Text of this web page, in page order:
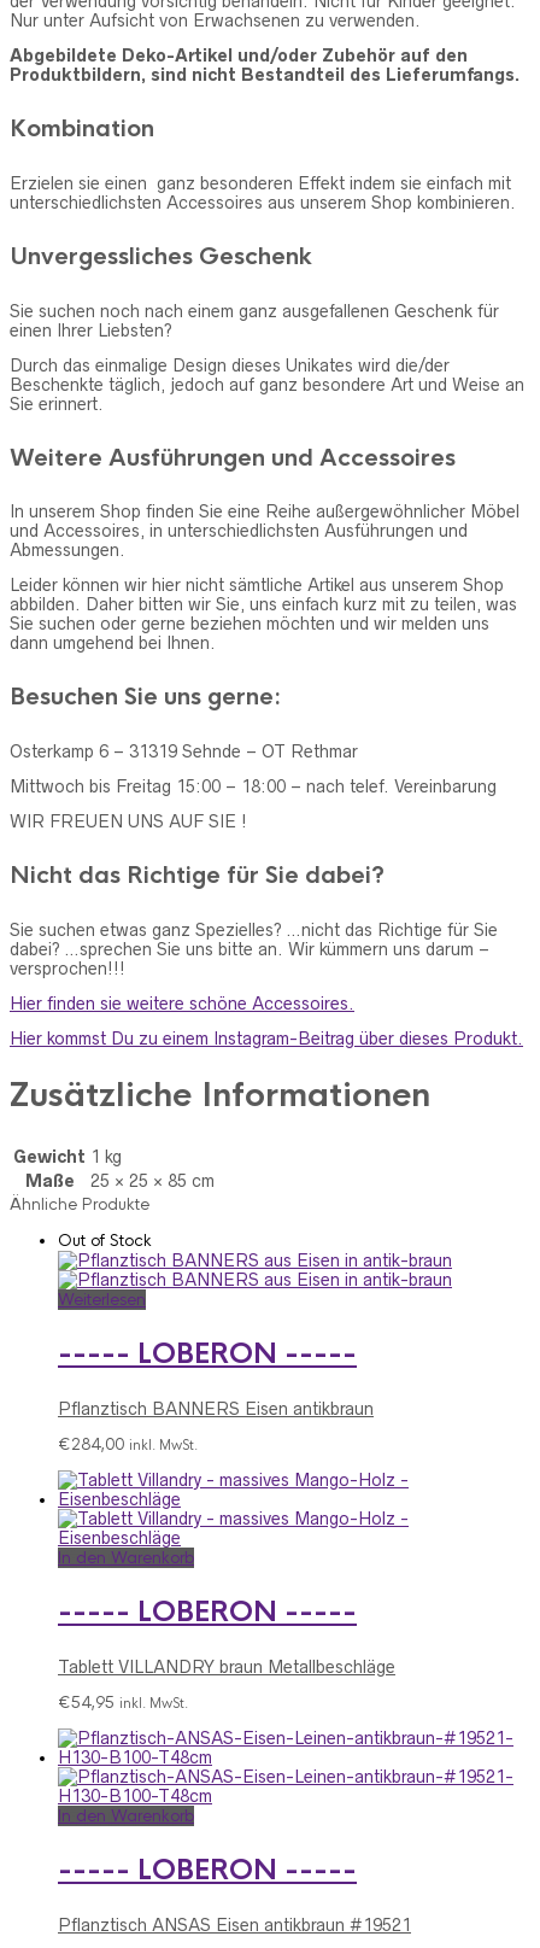
Nur unter Aufsicht von Erwachsenen zu verwenden.
Abgebildete Deko-Artikel und/oder Zubehör auf den
Produktbildern, sind nicht Bestandteil des Lieferumfangs.
Kombination
Erzielen sie einen ganz besonderen Effekt indem sie einfach mit
unterschiedlichsten Accessoires aus unserem Shop kombinieren.
Unvergessliches Geschenk
Sie suchen noch nach einem ganz ausgefallenen Geschenk für
einen Ihrer Liebsten?
Durch das einmalige Design dieses Unikates wird die/der
Beschenkte täglich, jedoch auf ganz besondere Art und Weise an
Sie erinnert.
Weitere Ausführungen und Accessoires
In unserem Shop finden Sie eine Reihe außergewöhnlicher Möbel
und Accessoires, in unterschiedlichsten Ausführungen und
Abmessungen.
Leider können wir hier nicht sämtliche Artikel aus unserem Shop
abbilden. Daher bitten wir Sie, uns einfach kurz mit zu teilen, was
Sie suchen oder gerne beziehen möchten und wir melden uns
dann umgehend bei Ihnen.
Besuchen Sie uns gerne:
Osterkamp 6 – 31319 Sehnde – OT Rethmar
Mittwoch bis Freitag 15:00 – 18:00 – nach telef. Vereinbarung
WIR FREUEN UNS AUF SIE !
Nicht das Richtige für Sie dabei?
Sie suchen etwas ganz Spezielles? …nicht das Richtige für Sie
dabei? …sprechen Sie uns bitte an. Wir kümmern uns darum –
versprochen!!!
Hier finden sie weitere schöne Accessoires.
Hier kommst Du zu einem Instagram-Beitrag über dieses Produkt.
Zusätzliche Informationen
Gewicht 1 kg
Maße
25 × 25 × 85 cm
Ähnliche Produkte
Out of Stock
Weiterlesen
----- LOBERON -----
Pflanztisch BANNERS Eisen antikbraun
€284,00 inkl. MwSt.
In den Warenkorb
----- LOBERON -----
Tablett VILLANDRY braun Metallbeschläge
€54,95 inkl. MwSt.
In den Warenkorb
----- LOBERON -----
Pflanztisch ANSAS Eisen antikbraun #19521